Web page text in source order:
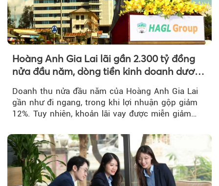
Hoàng Anh Gia Lai lãi gần 2.300 tỷ đồng
nửa đầu năm, dòng tiền kinh doanh dương
Doanh thu nửa đầu năm của Hoàng Anh Gia Lai
gần như đi ngang, trong khi lợi nhuận gộp giảm
12%. Tuy nhiên, khoản lãi vay được miễn giảm